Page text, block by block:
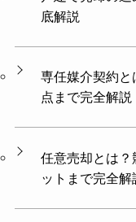
底解説
専任媒介契約
点まで完全解説
任意売却とは？
ットまで完全解